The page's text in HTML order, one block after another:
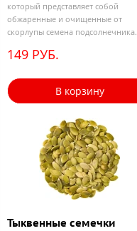
который представляет собой
обжаренные и очищенные от
скорлупы семена подсолнечника.
149 РУБ.
В корзину
Тыквенные семечки